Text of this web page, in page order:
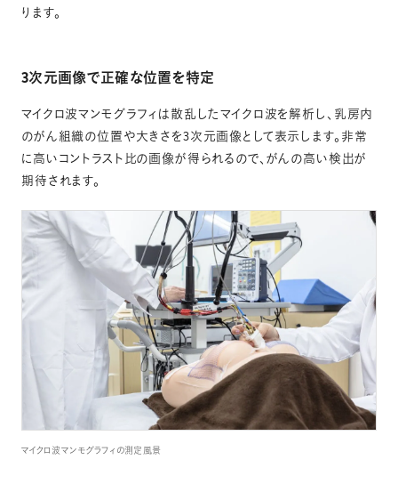
ります。
3次元画像で正確な位置を特定
マイクロ波マンモグラフィは散乱したマイクロ波を解析し、乳房内
のがん組織の位置や大きさを3次元画像として表示します。非常
に高いコントラスト比の画像が得られるので、がんの高い検出が
期待されます。
マイクロ波マンモグラフィの測定風景